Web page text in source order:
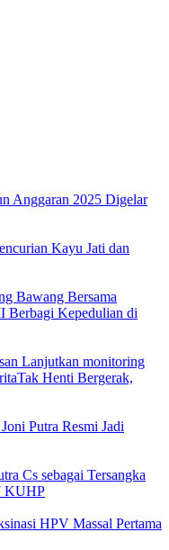
Anggaran 2025 Digelar
Kayu Jati dan
Bawang Bersama
Kepedulian di
Lanjutkan monitoring
Henti Bergerak,
Putra Resmi Jadi
Cs sebagai Tersangka
KUHP
HPV Massal Pertama